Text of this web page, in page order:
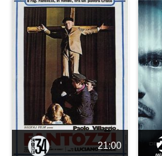
21:00